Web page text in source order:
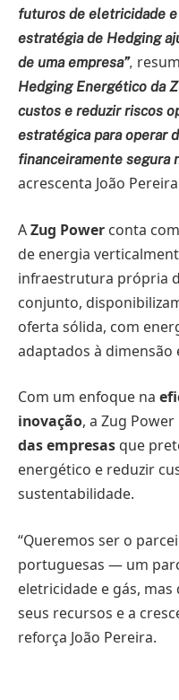
futuros de eletricidade
estratégia de Hedging
de uma empresa”,
Hedging Energético da
custos e reduzir riscos
estratégica para operar
financeiramente segura
acrescenta João
AZug Power conta
de energia
infraestrutura própria
conjunto,
oferta sólida, com
adaptados à dimensão
Com um enfoque na
inovação, a Zug
das empresas que
energético e reduzir
sustentabilidade.
“Queremos ser o
portuguesas — um
eletricidade e gás,
seus recursos e a
reforça João Pereira.